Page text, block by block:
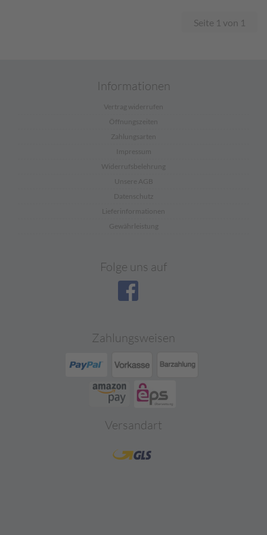
Seite 1 von 1
Informationen
Vertrag widerrufen
Öffnungszeiten
Zahlungsarten
Impressum
Widerrufsbelehrung
Unsere AGB
Datenschutz
Lieferinformationen
Gewährleistung
Folge uns auf
Zahlungsweisen
Versandart